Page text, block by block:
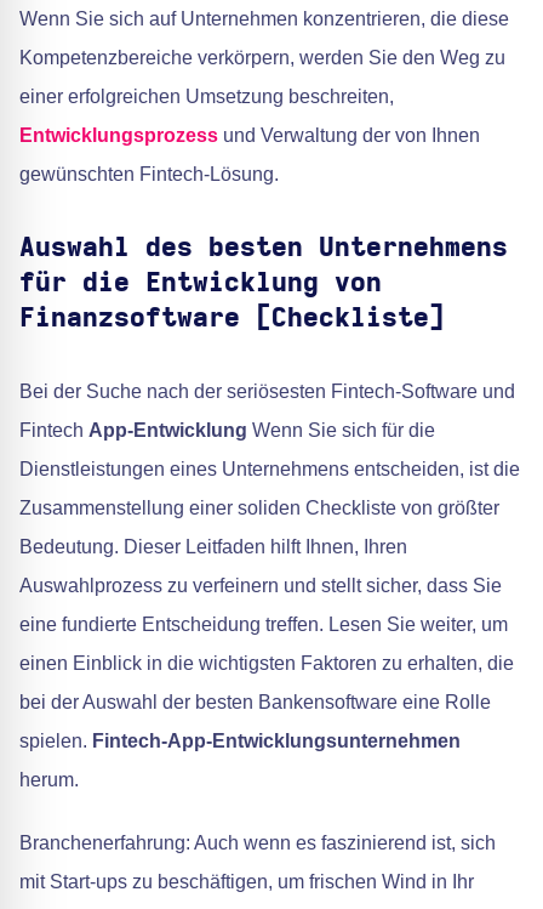
Wenn Sie sich auf Unternehmen konzentrieren, die diese
Kompetenzbereiche verkörpern, werden Sie den Weg zu
einer erfolgreichen Umsetzung beschreiten,
Entwicklungsprozess und Verwaltung der von Ihnen
gewünschten Fintech-Lösung.
Auswahl des besten Unternehmens
für die Entwicklung von
Finanzsoftware [Checkliste]
Bei der Suche nach der seriösesten Fintech-Software und
Fintech App-Entwicklung Wenn Sie sich für die
Dienstleistungen eines Unternehmens entscheiden, ist die
Zusammenstellung einer soliden Checkliste von größter
Bedeutung. Dieser Leitfaden hilft Ihnen, Ihren
Auswahlprozess zu verfeinern und stellt sicher, dass Sie
eine fundierte Entscheidung treffen. Lesen Sie weiter, um
einen Einblick in die wichtigsten Faktoren zu erhalten, die
bei der Auswahl der besten Bankensoftware eine Rolle
spielen. Fintech-App-Entwicklungsunternehmen
herum.
Branchenerfahrung: Auch wenn es faszinierend ist, sich
mit Start-ups zu beschäftigen, um frischen Wind in Ihr